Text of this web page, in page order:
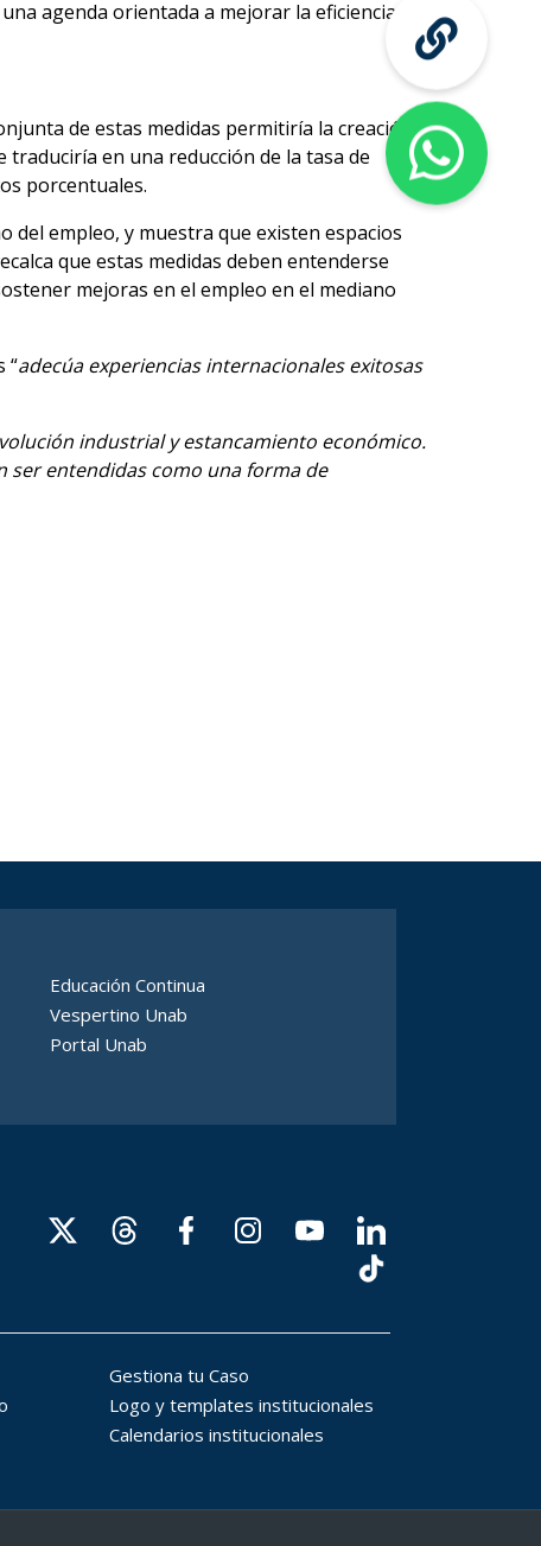
agenda orientada a mejorar la eficiencia,
de estas medidas permitiría la creación
en una reducción de la tasa de
porcentuales.
del empleo, y muestra que existen espacios
que estas medidas deben entenderse
mejoras en el empleo en el mediano
“adecúa experiencias internacionales exitosas
industrial y estancamiento económico.
ser entendidas como una forma de